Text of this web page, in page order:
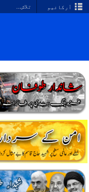
آرکائیو